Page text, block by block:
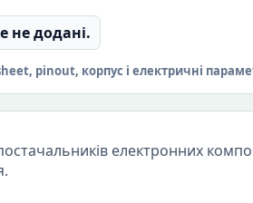
не додані.
pinout, корпус і електричні
електронних